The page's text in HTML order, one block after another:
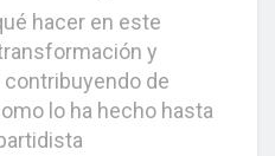
hacer en este
y
de
lo ha hecho hasta